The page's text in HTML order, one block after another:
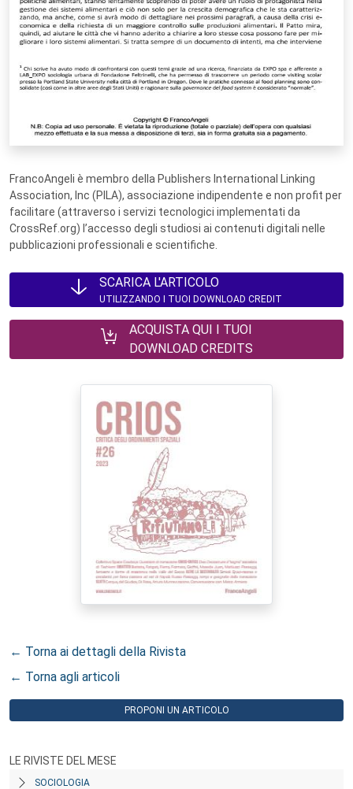
FrancoAngeli è membro della Publishers International Linking
Association, Inc (PILA), associazione indipendente e non profit per
facilitare (attraverso i servizi tecnologici implementati da
CrossRef.org) l’accesso degli studiosi ai contenuti digitali nelle
pubblicazioni professionali e scientifiche.
SCARICA L'ARTICOLO
UTILIZZANDO I TUOI DOWNLOAD CREDIT
ACQUISTA QUI I TUOI
DOWNLOAD CREDITS
← Torna ai dettagli della Rivista
← Torna agli articoli
PROPONI UN ARTICOLO
LE RIVISTE DEL MESE
SOCIOLOGIA